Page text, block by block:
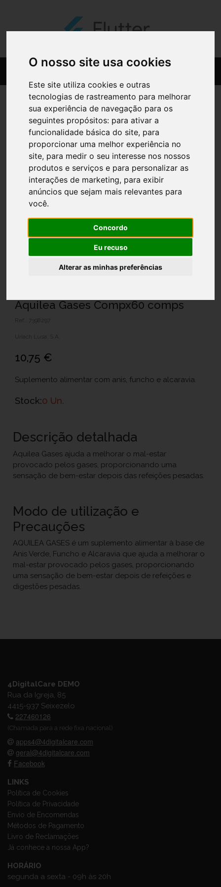
O nosso site usa cookies
Este site utiliza cookies e outras
tecnologias de rastreamento para melhorar
sua experiência de navegação para os
seguintes propósitos: para ativar a
funcionalidade básica do site, para
proporcionar uma melhor experiência no
site, para medir o seu interesse nos nossos
produtos e serviços e para personalizar as
interações de marketing, para exibir
anúncios que sejam mais relevantes para
você.
Concordo
Eu recuso
Alterar as minhas preferências
Aquilea Gases Compx60 comps
Ref.: 7398297
10,75 €
Suplemento alimentar com anis, funcho e alcaravia.
Stock:0 Un.
Descrição detalhada
Aquilea Gases ajuda a melhorar o mal-estar
provocado pelos gases, proporcionando uma
sensação de bem-estar depois das refeições pesadas.
Modo de utilização e
Precauções
AQUILEA GASES é um suplemento alimentar à base de
Anis Verde, Funcho e Alcaravia que ajuda a melhorar o
mal-estar provocado pelos gases, proporcionando
uma sensação de bem-estar depois de refeições e
digestões pesadas.
4DigitalCare DEMO
Rua da Igreja, 85
4415-937 Seixezelo
227460126
(Chamada para a rede fixa nacional)
apps4@4digitalcare.com
geral@4digitalcare.com
Facebook
LINKS
Política de Cookies
Política de Privacidade
Envio de Encomendas
Métodos de Pagamento
Livro de Reclamações
Já conhece a nossa App?
HORÁRIO
segunda a sexta - 09h às 20h